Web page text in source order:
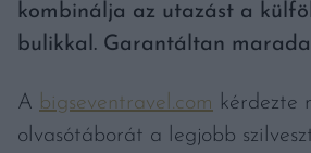
kombinálja az utazást a
bulikkal. Garantáltan
A bigseventravel.com kérdezte
olvasótáborát a legjobb